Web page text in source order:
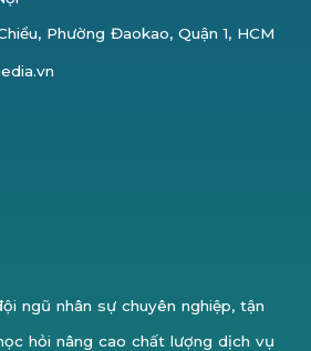
Phường Đaokao, Quận 1, HCM
ngũ nhân sự chuyên nghiệp, tận
hỏi nâng cao chất lượng dịch vụ